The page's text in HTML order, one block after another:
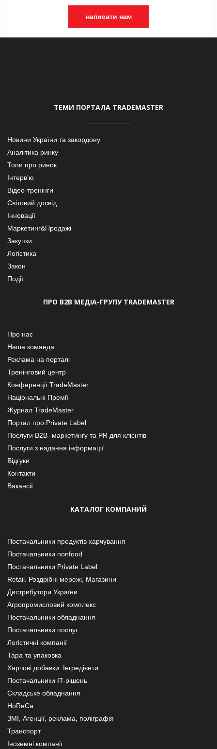
написати нам
ТЕМИ ПОРТАЛА TRADEMASTER
Новини України та закордону
Аналітика ринку
Топи про ринок
Інтерв’ю
Відео-тренінги
Світовий досвід
Інновації
Маркетинг&Продажі
Закупки
Логістика
Закон
Події
ПРО В2В МЕДІА-ГРУПУ TRADEMASTER
Про нас
Наша команда
Реклама на порталі
Тренінговий центр
Конференції TradeMaster
Національні Премії
Журнал TradeMaster
Портал про Private Label
Послуги В2В- маркетингу та PR для клієнтів
Послуги з надання інформації
Відгуки
Контакти
Вакансії
КАТАЛОГ КОМПАНИЙ
Постачальники продуктів харчування
Постачальники nonfood
Постачальники Private Label
Retail. Роздрібні мережі, Магазини
Дистрибутори України
Агропромисловий комплекс
Постачальники обладнання
Постачальники послуг
Логістичні компанії
Тара та упаковка
Харчові добавки. Інгредієнти.
Постачальники IT-рішень
Складське обладнання
HoReCa
ЗМІ, Агенції, реклама, поліграфія
Транспорт
Іноземні компанії